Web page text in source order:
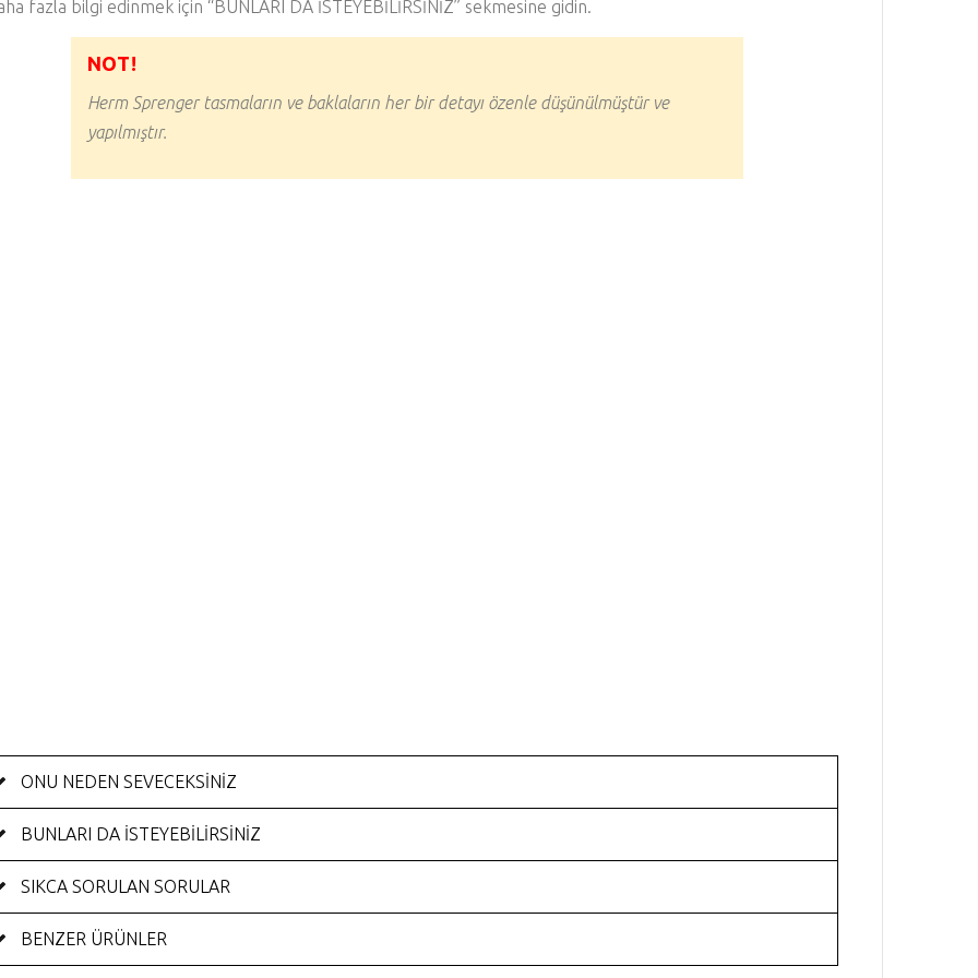
fazla bilgi edinmek için “BUNLARI DA İSTEYEBİLİRSİNİZ” sekmesine gidin.
NOT!
Herm Sprenger tasmaların ve baklaların her bir detayı özenle düşünülmüştür ve
yapılmıştır.
ONU NEDEN SEVECEKSİNİZ
BUNLARI DA ISTEYEBILIRSINIZ
SIKCA SORULAN SORULAR
BENZER ÜRÜNLER